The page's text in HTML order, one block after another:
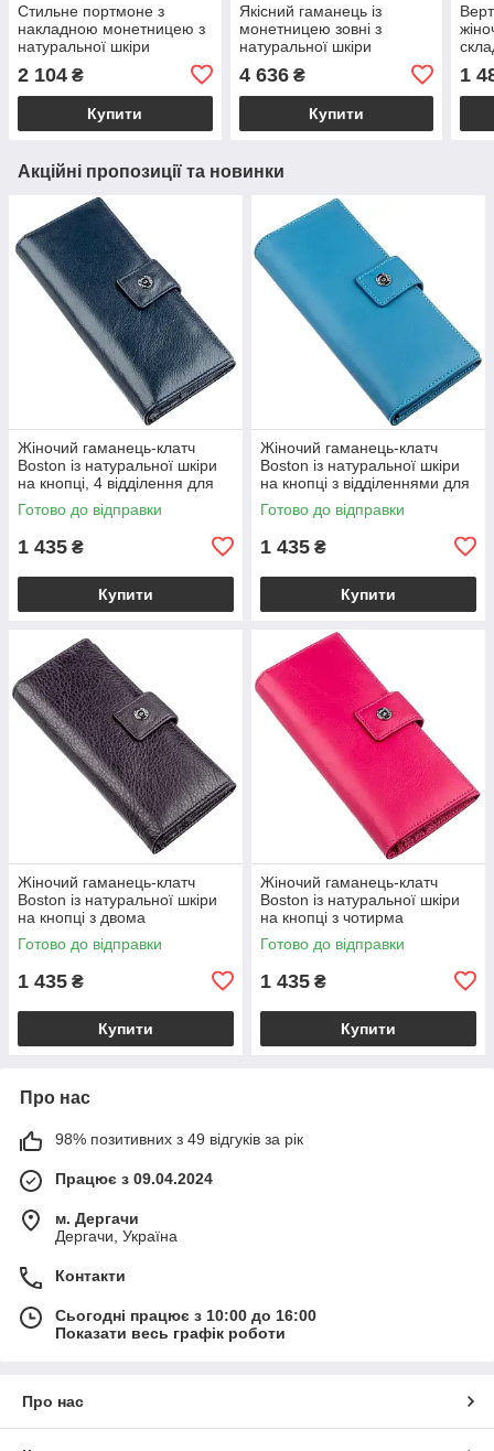
Стильне портмоне з
накладною монетницею з
натуральної шкіри
Чорний
2 104 ₴
Купити
Якісний гаманець із
монетницею зовні з
натуральної шкіри
Пудровий
4 636₴
Купити
1
Акційні пропозиції та новинки
Жіночий гаманець-клатч
Boston із натуральної шкіри
на кнопці, 4 відділення для
купюр і 14 для карток, сіро-
блакитний VL18844
Готово до відправки
1 435 ₴
Купити
Жіночий гаманець-клатч
Boston із натуральної шкіри
на кнопці з відділеннями для
документів, блакитний
VL18845
Готово до відправки
1 435 ₴
Купити
Жіночий гаманець-клатч
Boston із натуральної шкіри
на кнопці з двома
відділеннями на блискавці,
фіолетово-сірий VL18846
Готово до відправки
1 435 ₴
Купити
Жіночий гаманець-клатч
Boston із натуральної шкіри
на кнопці з чотирма
відділеннями для купюр,
рожевий VL18847
Готово до відправки
1 435 ₴
Купити
Про нас
98% позитивних з 49 відгуків за рік
Працює з 09.04.2024
м. Дергачи
Дергачи, Україна
Контакти
Сьогодні працює з 10:00 до 16:00
Показати весь графік роботи
Про нас